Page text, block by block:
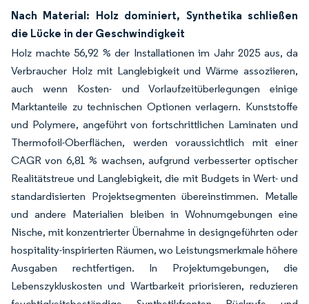
Nach Material: Holz dominiert, Synthetika schließen
die Lücke in der Geschwindigkeit
Holz machte 56,92 % der Installationen im Jahr 2025 aus, da
Verbraucher Holz mit Langlebigkeit und Wärme assoziieren,
auch wenn Kosten- und Vorlaufzeitüberlegungen einige
Marktanteile zu technischen Optionen verlagern. Kunststoffe
und Polymere, angeführt von fortschrittlichen Laminaten und
Thermofoil-Oberflächen, werden voraussichtlich mit einer
CAGR von 6,81 % wachsen, aufgrund verbesserter optischer
Realitätstreue und Langlebigkeit, die mit Budgets in Wert- und
standardisierten Projektsegmenten übereinstimmen. Metalle
und andere Materialien bleiben in Wohnumgebungen eine
Nische, mit konzentrierter Übernahme in designgeführten oder
hospitality-inspirierten Räumen, wo Leistungsmerkmale höhere
Ausgaben rechtfertigen. In Projektumgebungen, die
Lebenszykluskosten und Wartbarkeit priorisieren, reduzieren